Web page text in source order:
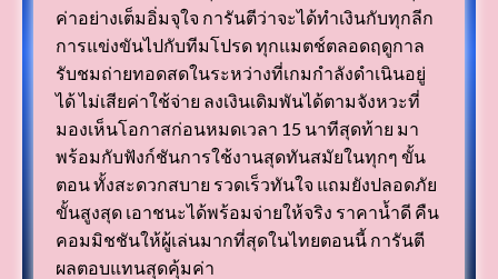
ค่าอย่างเต็มอิ่มจุใจ การันตีว่าจะได้ทำเงินกับทุกลีก
การแข่งขันไปกับทีมโปรด ทุกแมตช์ตลอดฤดูกาล
รับชมถ่ายทอดสดในระหว่างที่เกมกำลังดำเนินอยู่
ได้ ไม่เสียค่าใช้จ่าย ลงเงินเดิมพันได้ตามจังหวะที่
มองเห็นโอกาสก่อนหมดเวลา 15 นาทีสุดท้าย มา
พร้อมกับฟังก์ชันการใช้งานสุดทันสมัยในทุกๆ ขั้น
ตอน ทั้งสะดวกสบาย รวดเร็วทันใจ แถมยังปลอดภัย
ขั้นสูงสุด เอาชนะได้พร้อมจ่ายให้จริง ราคาน้ำดี คืน
คอมมิชชันให้ผู้เล่นมากที่สุดในไทยตอนนี้ การันตี
ผลตอบแทนสุดคุ้มค่า